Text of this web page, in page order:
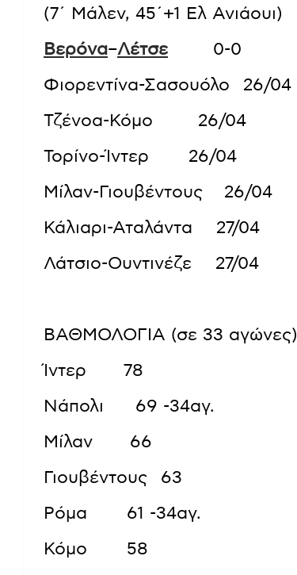
(7΄ Μάλεν, 45΄+1 Ελ Ανιάουι)
Βερόνα–Λέτσε0-0
Φιορεντίνα-Σασουόλο 26/04
Τζένοα-Κόμο 26/04
Τορίνο-Ίντερ 26/04
Μίλαν-Γιουβέντους 26/04
Κάλιαρι-Αταλάντα 27/04
Λάτσιο-Ουντινέζε 27/04
ΒΑΘΜΟΛΟΓΙΑ (σε 33 αγώνες)
Ίντερ 78
Νάπολι 69 -34αγ.
Μίλαν 66
Γιουβέντους 63
Ρόμα 61 -34αγ.
Κόμο 58